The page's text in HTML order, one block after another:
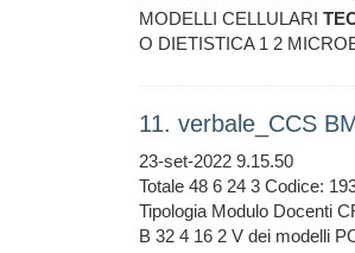
MODELLI CELLULARI
O DIETISTICA 1 2
11. verbale_CCS
23-set-2022 9.15.50
Totale 48 6 24 3 Codice:
Tipologia Modulo Docenti
B 32 4 16 2 V dei modelli